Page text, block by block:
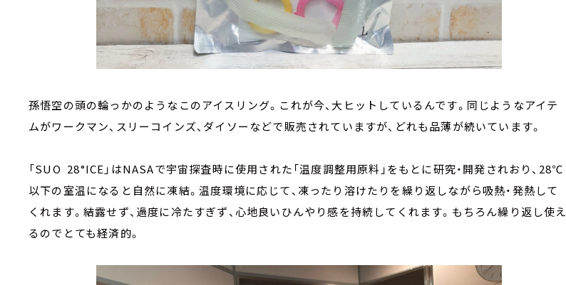
孫悟空の頭の輪っかのようなこのアイスリング。これが今、大ヒットしているんです。同じようなアイテ
ムがワークマン、スリーコインズ、ダイソーなどで販売されていますが、どれも品薄が続いています。
「SUO 28°ICE」はNASAで宇宙探査時に使用された「温度調整用原料」をもとに研究・開発されおり、28℃
以下の室温になると自然に凍結。温度環境に応じて、凍ったり溶けたりを繰り返しながら吸熱・発熱して
くれます。結露せず、過度に冷たすぎず、心地良いひんやり感を持続してくれます。もちろん繰り返し使え
るのでとても経済的。